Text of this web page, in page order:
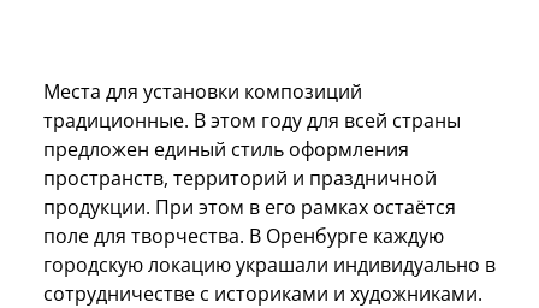
Места для установки композиций
традиционные. В этом году для всей страны
предложен единый стиль оформления
пространств, территорий и праздничной
продукции. При этом в его рамках остаётся
поле для творчества. В Оренбурге каждую
городскую локацию украшали индивидуально в
сотрудничестве с историками и художниками.